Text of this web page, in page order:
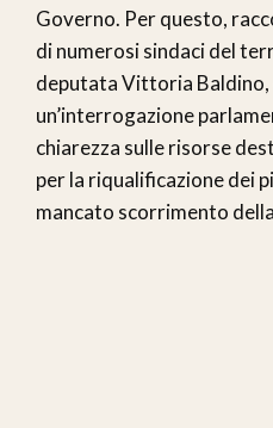
Governo. Per questo,
di numerosi sindaci del
deputata Vittoria Baldino,
un’interrogazione
chiarezza sulle risorse
per la riqualificazione dei
mancato scorrimento